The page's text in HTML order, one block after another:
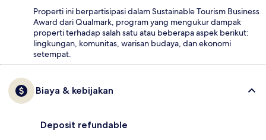
Properti ini berpartisipasi dalam Sustainable Tourism Business
Award dari Qualmark, program yang mengukur dampak
properti terhadap salah satu atau beberapa aspek berikut:
lingkungan, komunitas, warisan budaya, dan ekonomi
setempat.
Biaya & kebijakan
Deposit refundable